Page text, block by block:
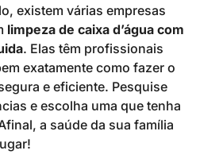
existem várias empresas
limpeza de caixa d’água com
. Elas têm profissionais
exatamente como fazer o
e eficiente. Pesquise
e escolha uma que tenha
a saúde da sua família